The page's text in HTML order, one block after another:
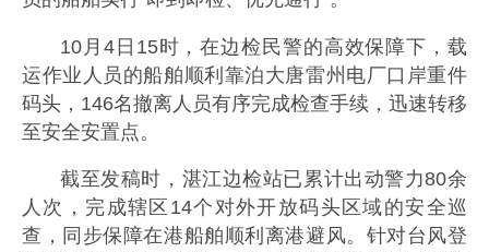
10月4日15时，在边检民警的高效保障下，载
运作业人员的船舶顺利靠泊大唐雷州电厂口岸重件
码头，146名撤离人员有序完成检查手续，迅速转移
至安全安置点。
截至发稿时，湛江边检站已累计出动警力80余
人次，完成辖区14个对外开放码头区域的安全巡
查，同步保障在港船舶顺利离港避风。针对台风登